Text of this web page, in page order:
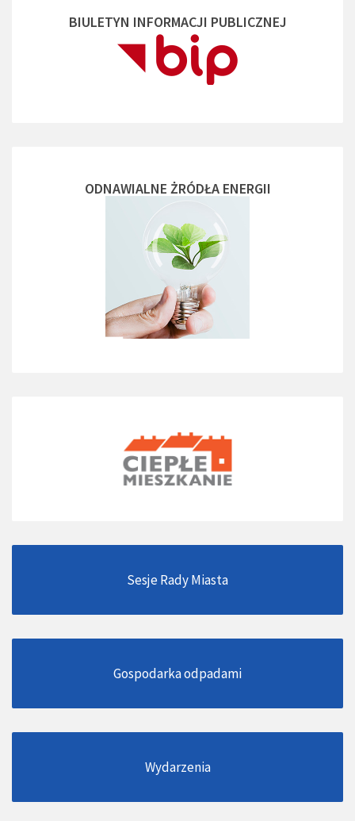
BIULETYN INFORMACJI PUBLICZNEJ
ODNAWIALNE ŻRÓDŁA ENERGII
Sesje Rady Miasta
Gospodarka odpadami
Wydarzenia